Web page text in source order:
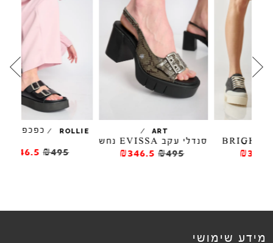
סנדלי עקב EVISSA נחש
₪346.5
/ כפכפים ACE
₪346.5
מידע שימושי